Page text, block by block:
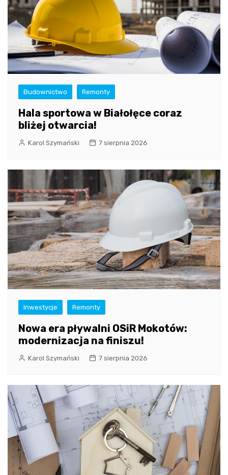
Budownictwo Remonty
Hala sportowa w Białołęce coraz
bliżej otwarcia!
Karol Szymański 7 sierpnia 2026
Inwestycje Remonty
Nowa era pływalni OSiR Mokotów:
modernizacja na finiszu!
Karol Szymański 7 sierpnia 2026